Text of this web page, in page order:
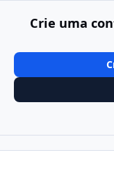
Crie uma